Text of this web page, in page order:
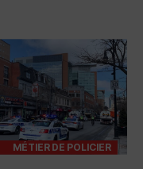
MÉTIER DE POLICIER